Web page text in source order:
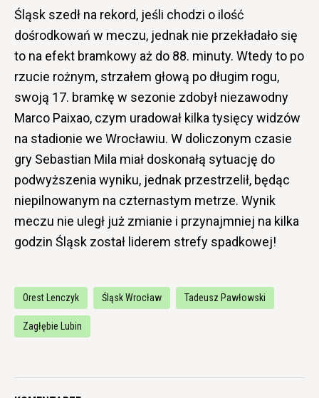
Śląsk szedł na rekord, jeśli chodzi o ilość
dośrodkowań w meczu, jednak nie przekładało się
to na efekt bramkowy aż do 88. minuty. Wtedy to po
rzucie rożnym, strzałem głową po długim rogu,
swoją 17. bramkę w sezonie zdobył niezawodny
Marco Paixao, czym uradował kilka tysięcy widzów
na stadionie we Wrocławiu. W doliczonym czasie
gry Sebastian Mila miał doskonałą sytuację do
podwyższenia wyniku, jednak przestrzelił, będąc
niepilnowanym na czternastym metrze. Wynik
meczu nie uległ już zmianie i przynajmniej na kilka
godzin Śląsk został liderem strefy spadkowej!
Orest Lenczyk Śląsk Wrocław Tadeusz Pawłowski
Zagłębie Lubin